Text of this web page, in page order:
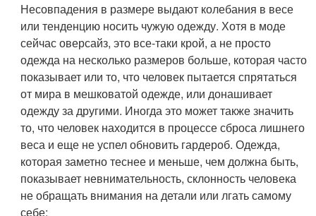
Несовпадения в размере выдают колебания в весе
или тенденцию носить чужую одежду. Хотя в моде
сейчас оверсайз, это все-таки крой, а не просто
одежда на несколько размеров больше, которая часто
показывает или то, что человек пытается спрятаться
от мира в мешковатой одежде, или донашивает
одежду за другими. Иногда это может также значить
то, что человек находится в процессе сброса лишнего
веса и еще не успел обновить гардероб. Одежда,
которая заметно теснее и меньше, чем должна быть,
показывает невнимательность, склонность человека
не обращать внимания на детали или лгать самому
себе;